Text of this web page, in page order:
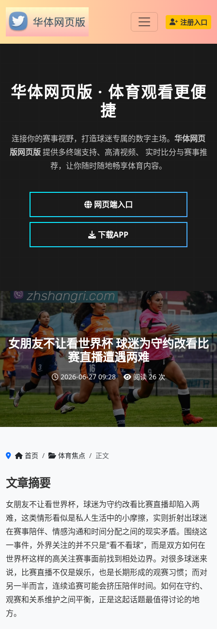
注册入口
华体网页版 · 体育观看更便
捷
连接你的赛事视野，打造球迷专属的数字主场。 华体网页
版网页版提供多终端支持、高清视频、 实时比分与赛事推
荐，让你随时随地畅享体育内容。
网页端入口
下载APP
女朋友不让看世界杯 球迷为守约改看比
赛直播遭遇两难
2026-06-27 09:28 阅读 26 次
首页 体育焦点 正文
文章摘要
女朋友不让看世界杯，球迷为守约改看比赛直播却陷入两
难，这类情形看似是私人生活中的小摩擦，实则折射出球迷
在赛事陪伴、情感沟通和时间分配之间的现实矛盾。围绕这
一事件，外界关注的并不只是“看不看球”，而是双方如何在
世界杯这样的高关注赛事面前找到相处边界。对很多球迷来
说，比赛直播不仅是娱乐，也是长期形成的观赛习惯；而对
另一半而言，连续追赛可能会挤压陪伴时间。如何在守约、
观赛和关系维护之间平衡，正是这起话题最值得讨论的地
方。